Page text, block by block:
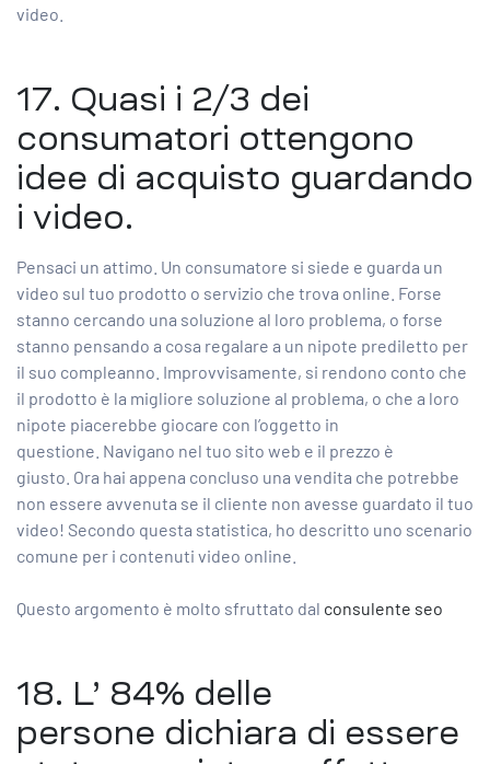
video.
17. Quasi i 2/3 dei
consumatori ottengono
idee di acquisto guardando
i video.
Pensaci un attimo. Un consumatore si siede e guarda un
video sul tuo prodotto o servizio che trova online. Forse
stanno cercando una soluzione al loro problema, o forse
stanno pensando a cosa regalare a un nipote prediletto per
il suo compleanno. Improvvisamente, si rendono conto che
il prodotto è la migliore soluzione al problema, o che a loro
nipote piacerebbe giocare con l’oggetto in
questione. Navigano nel tuo sito web e il prezzo è
giusto. Ora hai appena concluso una vendita che potrebbe
non essere avvenuta se il cliente non avesse guardato il tuo
video! Secondo questa statistica, ho descritto uno scenario
comune per i contenuti video online.
Questo argomento è molto sfruttato dal consulente seo
18. L’ 84% delle
persone dichiara di essere